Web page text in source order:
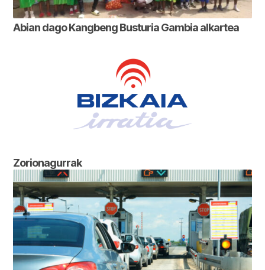
Abian dago Kangbeng Busturia Gambia alkartea
Zorionagurrak